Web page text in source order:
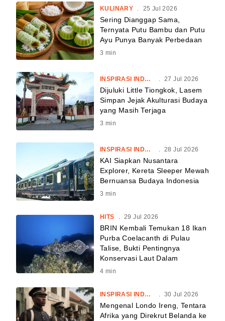
KULINARY 25 Jul 2026
Sering Dianggap Sama,
Ternyata Putu Bambu dan Putu
Ayu Punya Banyak Perbedaan
3 min
INSPIRASI INDONESIA . 27 Jul 2026
Dijuluki Little Tiongkok, Lasem
Simpan Jejak Akulturasi Budaya
yang Masih Terjaga
3 min
INSPIRASI INDONESIA . 28 Jul 2026
KAI Siapkan Nusantara
Explorer, Kereta Sleeper Mewah
Bernuansa Budaya Indonesia
3 min
HITS . 29 Jul 2026
BRIN Kembali Temukan 18 Ikan
Purba Coelacanth di Pulau
Talise, Bukti Pentingnya
Konservasi Laut Dalam
4 min
INSPIRASI INDONESIA . 30 Jul 2026
Mengenal Londo Ireng, Tentara
Afrika yang Direkrut Belanda ke